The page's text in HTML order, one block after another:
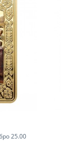
25.00